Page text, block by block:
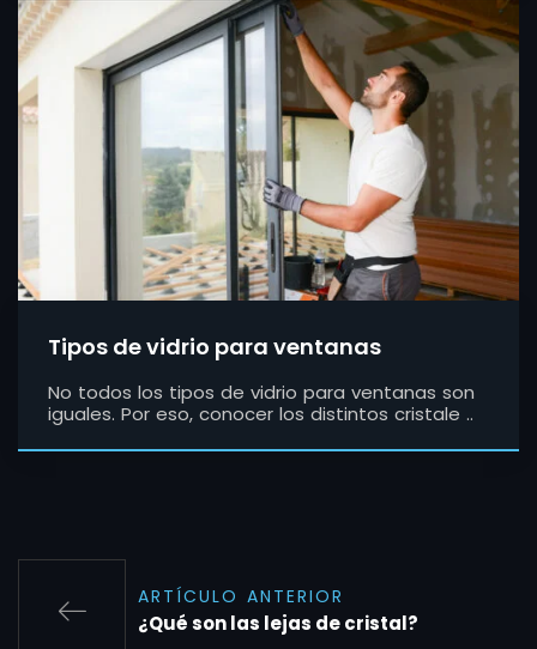
Tipos de vidrio para ventanas
No todos los tipos de vidrio para ventanas son
iguales. Por eso, conocer los distintos cristale ..
ARTÍCULO ANTERIOR
¿Qué son las lejas de cristal?